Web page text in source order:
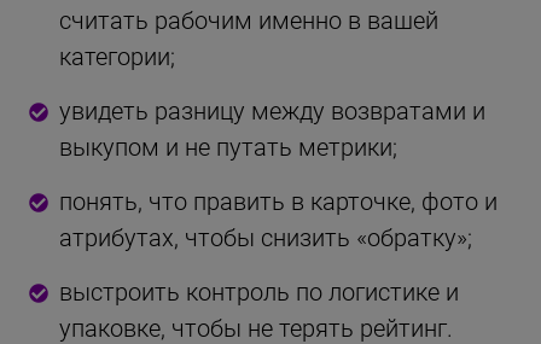
считать рабочим именно в вашей
категории;
увидеть разницу между возвратами и
выкупом и не путать метрики;
понять, что править в карточке, фото и
атрибутах, чтобы снизить «обратку»;
выстроить контроль по логистике и
упаковке, чтобы не терять рейтинг.